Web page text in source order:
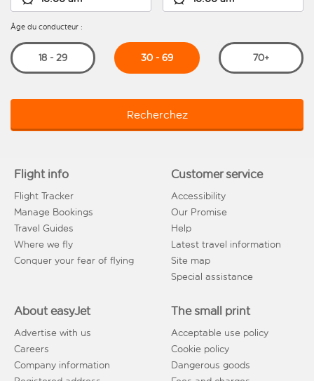
Âge du conducteur :
18 - 29 30 - 69 70+
Recherchez
Flight info
Flight Tracker
Manage Bookings
Travel Guides
Where we fly
Conquer your fear of flying
Customer service
Accessibility
Our Promise
Help
Latest travel information
Site map
Special assistance
About easyJet
Advertise with us
Careers
Company information
The small print
Acceptable use policy
Cookie policy
Dangerous goods